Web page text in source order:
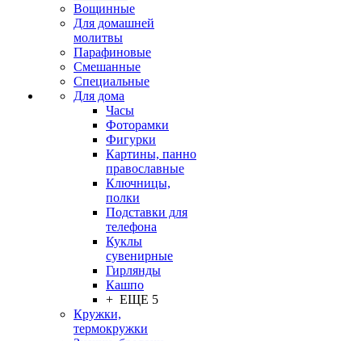
Вощинные
Для домашней
молитвы
Парафиновые
Смешанные
Специальные
Для дома
Часы
Фоторамки
Фигурки
Картины, панно
православные
Ключницы,
полки
Подставки для
телефона
Куклы
сувенирные
Гирлянды
Кашпо
+ ЕЩЕ 5
Кружки,
термокружки